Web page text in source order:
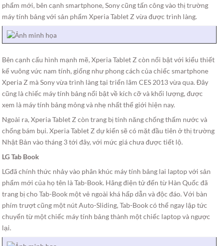
phẩm mới, bên cạnh smartphone, Sony cũng tấn công vào thị trường
máy tính bảng với sản phẩm Xperia Tablet Z vừa được trình làng.
Bên cạnh cấu hình mạnh mẽ, Xperia Tablet Z còn nổi bật với kiểu thiết
kế vuông vức nam tính, giống như phong cách của chiếc smartphone
Xperia Z mà Sony vừa trình làng tại triển lãm CES 2013 vừa qua. Đây
cũng là chiếc máy tính bảng nổi bật về kích cỡ và khối lượng, được
xem là máy tính bảng mỏng và nhẹ nhất thế giới hiện nay.
Ngoài ra, Xperia Tablet Z còn trang bị tính năng chống thấm nước và
chống bám bụi. Xperia Tablet Z dự kiến sẽ có mặt đầu tiên ở thị trường
Nhật Bản vào tháng 3 tới đây, với mức giá chưa được tiết lộ.
LG Tab Book
LGđã chính thức nhảy vào phân khúc máy tính bảng lai laptop với sản
phẩm mới của họ tên là Tab-Book. Hãng điện tử đến từ Hàn Quốc đã
trang bị cho Tab-Book một vẻ ngoài khá hấp dẫn và độc đáo. Với bàn
phím trượt cũng một nút Auto-Sliding, Tab-Book có thể ngay lập tức
chuyển từ một chiếc máy tính bảng thành một chiếc laptop và ngược
lại.